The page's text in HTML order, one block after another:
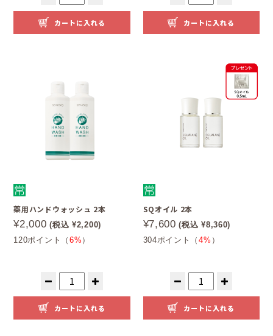
カートに入れる カートに入れる
薬用ハンドウォッシュ 2本
¥2,000 (税込 ¥2,200)
120ポイント（ 6% ）
カートに入れる
SQオイル 2本
¥7,600 (税込 ¥8,360)
304ポイント（4% ）
カートに入れる